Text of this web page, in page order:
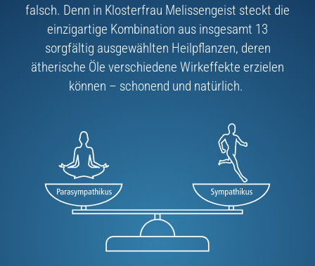
falsch. Denn in Klosterfrau Melissengeist steckt die
einzigartige Kombination aus insgesamt 13
sorgfältig ausgewählten Heilpflanzen, deren
ätherische Öle verschiedene Wirkeffekte erzielen
können – schonend und natürlich.